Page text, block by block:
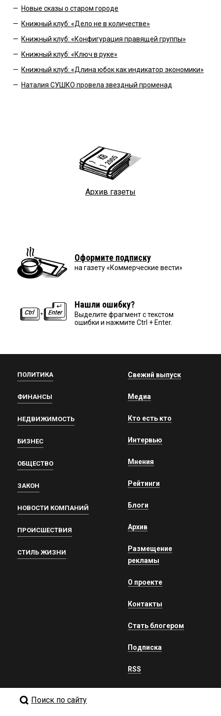
— Новые сказы о старом городе
— Книжный клуб: «Дело не в количестве»
— Книжный клуб: «Конфигурация правящей группы»
— Книжный клуб: «Ключ в руке»
— Книжный клуб: «Длина юбок как индикатор экономики»
— Наталия СУШКО провела звездный променад
Архив газеты
Оформите подписку
на газету «Коммерческие вести»
Нашли ошибку?
Выделите фрагмент с текстом
ошибки и нажмите Ctrl + Enter.
ПОЛИТИКА
ФИНАНСЫ
НЕДВИЖИМОСТЬ
БИЗНЕС
ОБЩЕСТВО
ЗАКОН
НОВОСТИ КОМПАНИЙ
ПРОИСШЕСТВИЯ
СТИЛЬ ЖИЗНИ
Свежий выпуск
Медиа
Кто есть кто
Интервью
Мнения
Рейтинги
Блоги
Архив
Размещение
рекламы
О проекте
Контакты
Стать блогером
Подписка
RSS
Поиск по сайту